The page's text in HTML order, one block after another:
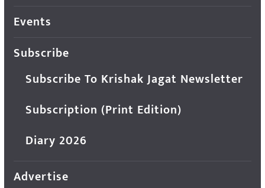
Events
Subscribe
Subscribe To Krishak Jagat Newsletter
Subscription (Print Edition)
Diary 2026
Advertise